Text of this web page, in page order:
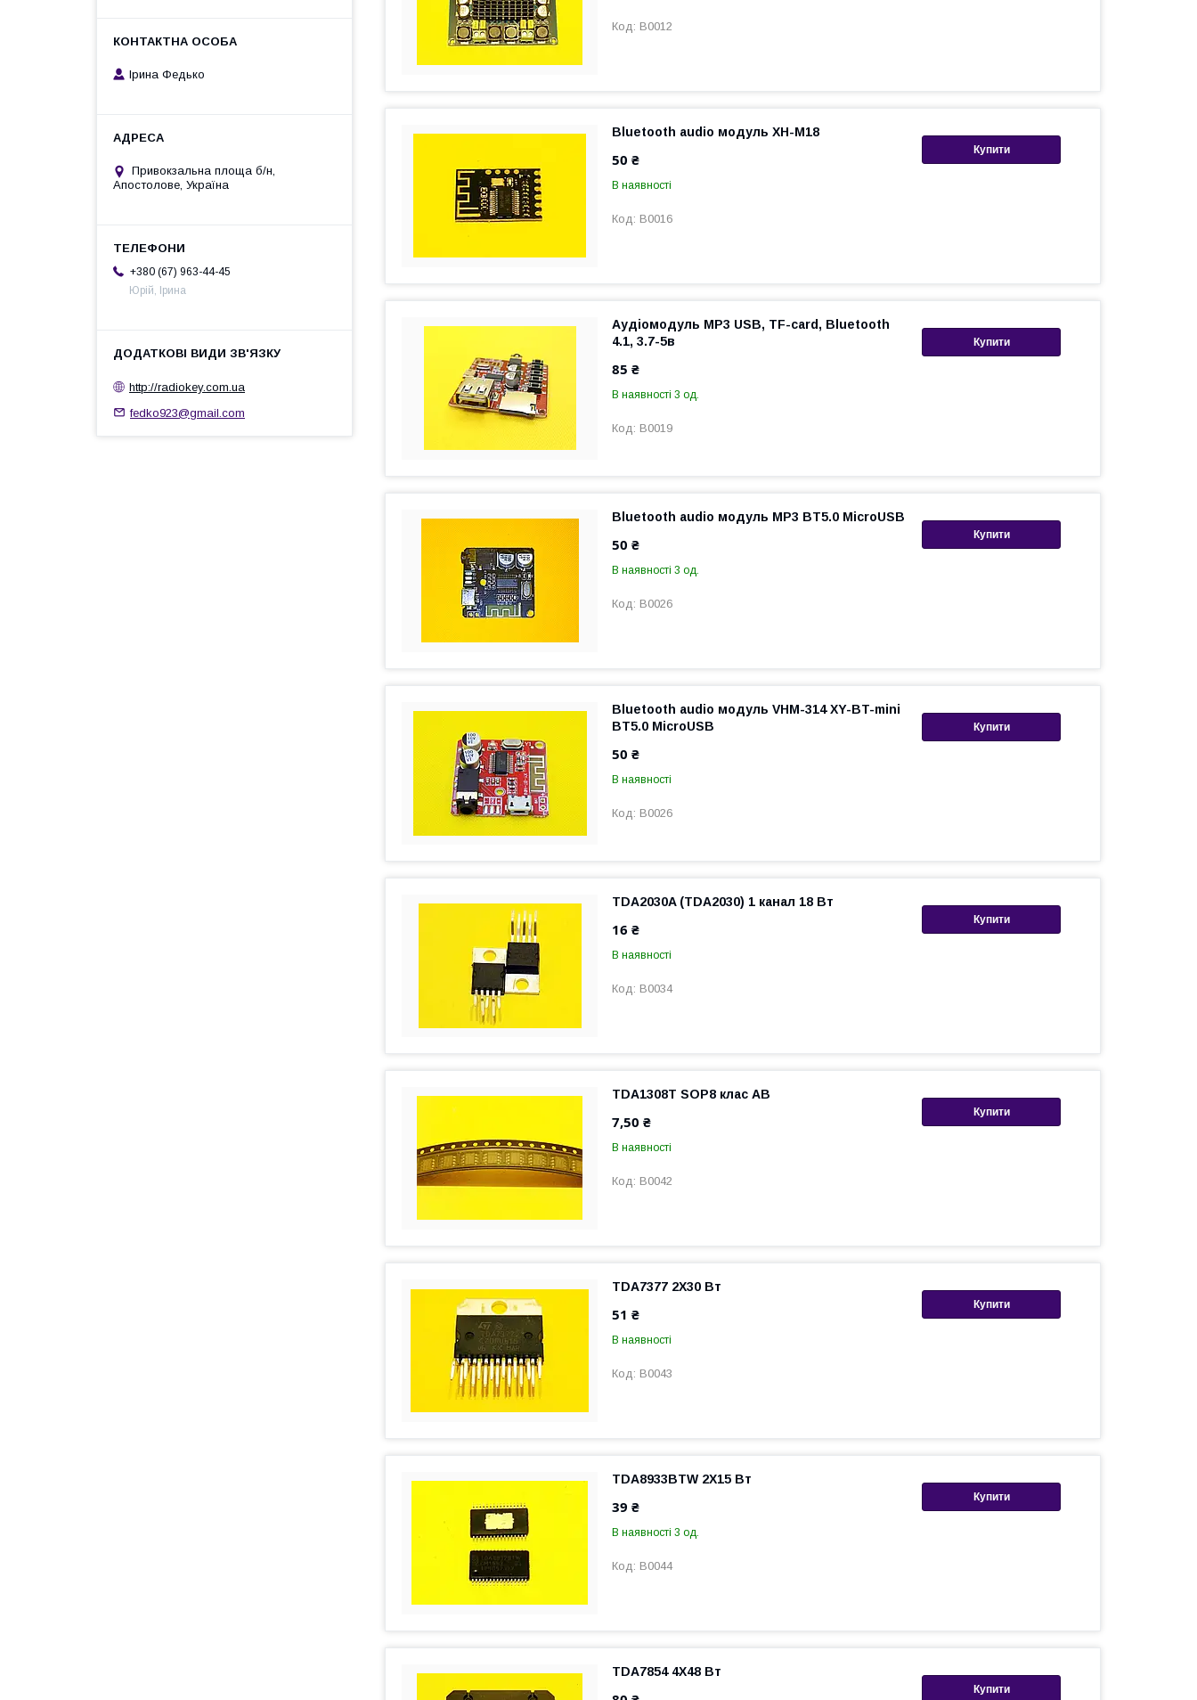
B0012
Купити
Bluetooth audio модуль XH-M18
50 ₴
В наявності
B0016
Купити
Аудіомодуль MP3 USB, TF-card, Bluetooth
4.1, 3.7-5в
85 ₴
В наявності 3 од.
B0019
Купити
Bluetooth audio модуль MP3 BT5.0 MicroUSB
50 ₴
В наявності 3 од.
B0026
Купити
Bluetooth audio модуль VHM-314 XY-BT-mini
BT5.0 MicroUSB
50 ₴
В наявності
B0026
Купити
TDA2030A (TDA2030) 1 канал 18 Вт
16 ₴
В наявності
B0034
Купити
TDA1308T SOP8 клас AB
7,50 ₴
В наявності
B0042
Купити
TDA7377 2Х30 Вт
51 ₴
В наявності
B0043
Купити
TDA8933BTW 2Х15 Вт
39 ₴
В наявності 3 од.
B0044
Купити
TDA7854 4Х48 Вт
Ірина Федько
Привокзальна площа б/н,
Апостолове, Україна
+380 (67) 963-44-45
Юрій, Ірина
http://radiokey.com.ua
fedko923@gmail.com